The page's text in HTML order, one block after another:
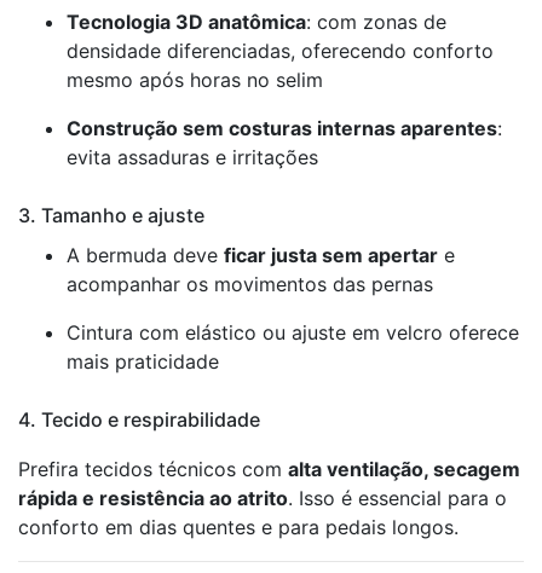
Tecnologia 3D anatômica: com zonas de
densidade diferenciadas, oferecendo conforto
mesmo após horas no selim
Construção sem costuras internas aparentes:
evita assaduras e irritações
3. Tamanho e ajuste
A bermuda deve ficar justa sem apertar e
acompanhar os movimentos das pernas
Cintura com elástico ou ajuste em velcro oferece
mais praticidade
4. Tecido e respirabilidade
Prefira tecidos técnicos com alta ventilação, secagem
rápida e resistência ao atrito. Isso é essencial para o
conforto em dias quentes e para pedais longos.